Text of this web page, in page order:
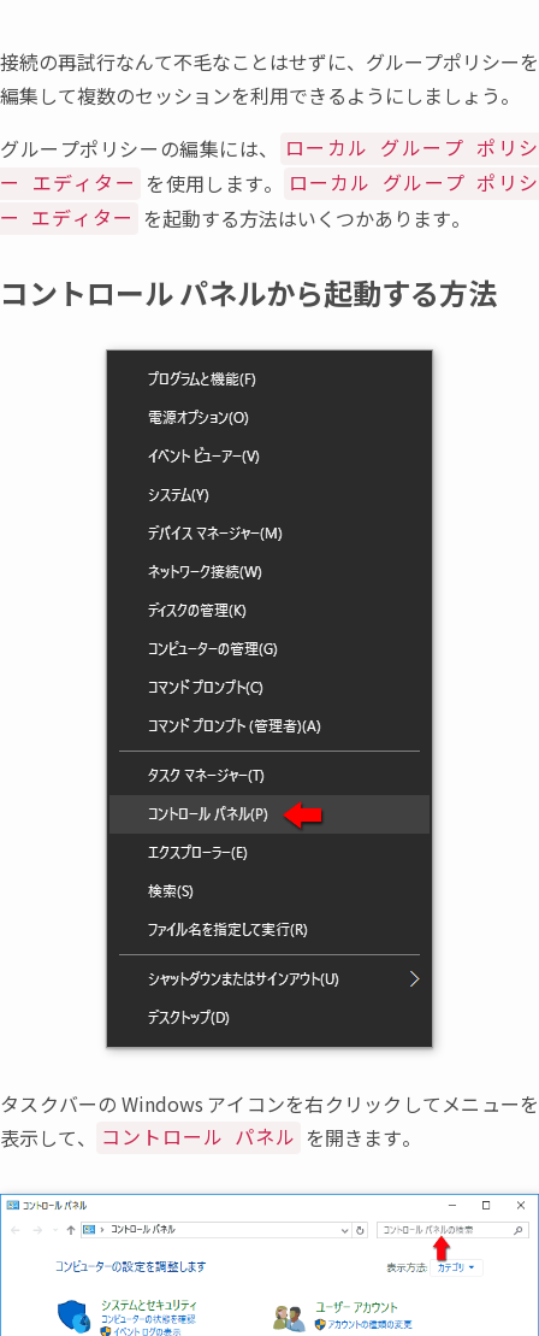
接続の再試行なんて不毛なことはせずに、 グループポリシーを
編集して複数のセッションを利用できるようにしましょう。
グループポリシーの編集には、
ローカル グループ ポリシ
ー エディター を使用します。
ローカル グループ ポリシ
ー エディター を起動する方法はいくつかあります。
コントロール パネルから起動する方法
タスクバーの Windows アイコンを右クリックしてメニューを
表示して、 コントロール パネル を開きます。